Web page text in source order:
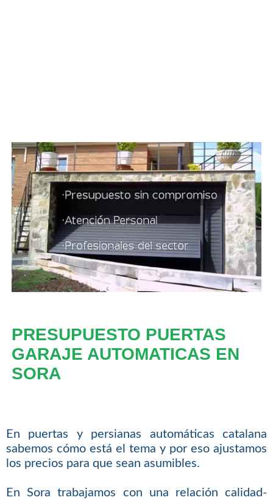
PRESUPUESTO PUERTAS
GARAJE AUTOMATICAS EN
SORA
En puertas y persianas automáticas catalana
sabemos cómo está el tema y por eso ajustamos
los precios para que sean asumibles.
En Sora trabajamos con una relación calidad-